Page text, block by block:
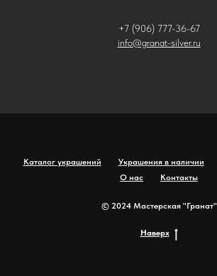
+7 (906) 777-36-67
info@granat-silver.ru
Каталог украшений Украшения в наличии
О нас
Контакты
© 2024 Мастерская "Гранат"
Наверх